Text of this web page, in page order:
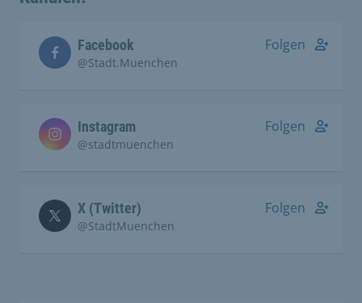
Facebook
@Stadt.Muenchen
Folgen
Instagram
@stadtmuenchen
Folgen
X (Twitter)
@StadtMuenchen
Folgen